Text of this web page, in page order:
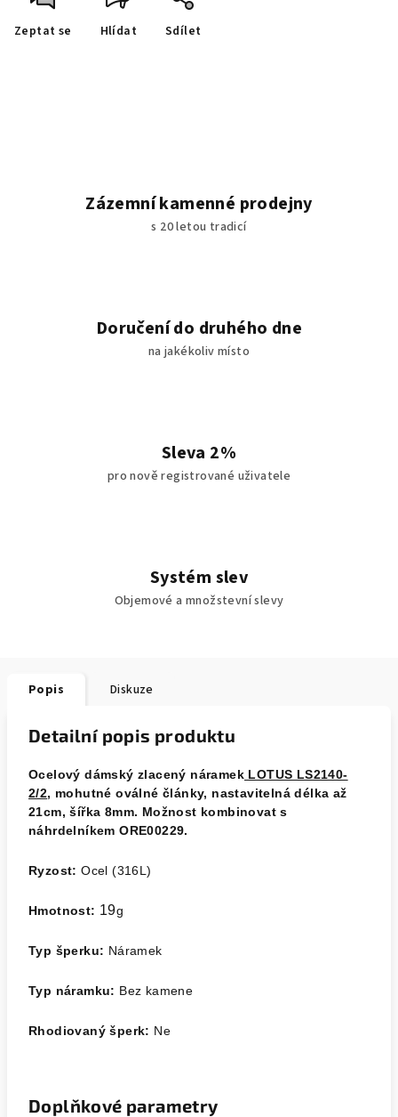
Zeptat se Hlídat Sdílet
Zázemní kamenné prodejny
s 20 letou tradicí
Doručení do druhého dne
na jakékoliv místo
Sleva 2%
pro nově registrované uživatele
Systém slev
Objemové a množstevní slevy
Popis Diskuze
Detailní popis produktu
Ocelový dámský zlacený náramek LOTUS LS2140-
2/2, mohutné oválné články, nastavitelná délka až
21cm, šířka 8mm. Možnost kombinovat s
náhrdelníkem ORE00229.
Ryzost:Ocel (316L)
Hmotnost: 19g
Typ šperku: Náramek
Typ náramku: Bez kamene
Rhodiovaný šperk: Ne
Doplňkové parametry